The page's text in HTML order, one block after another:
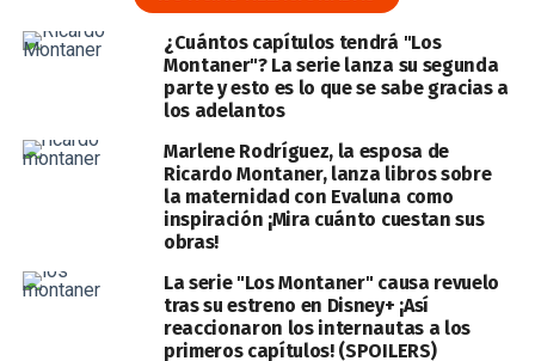
¿Cuántos capítulos tendrá "Los
Montaner"? La serie lanza su segunda
parte y esto es lo que se sabe gracias a
los adelantos
Marlene Rodríguez, la esposa de
Ricardo Montaner, lanza libros sobre
la maternidad con Evaluna como
inspiración ¡Mira cuánto cuestan sus
obras!
La serie "Los Montaner" causa revuelo
tras su estreno en Disney+ ¡Así
reaccionaron los internautas a los
primeros capítulos! (SPOILERS)